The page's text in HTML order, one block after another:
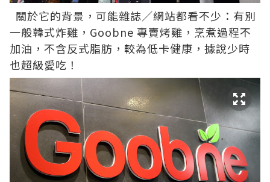
關於它的背景，可能雜誌／網站都看不少：有別
一般韓式炸雞，Goobne 專賣烤雞，烹煮過程不
加油，不含反式脂肪，較為低卡健康，據說少時
也超級愛吃！